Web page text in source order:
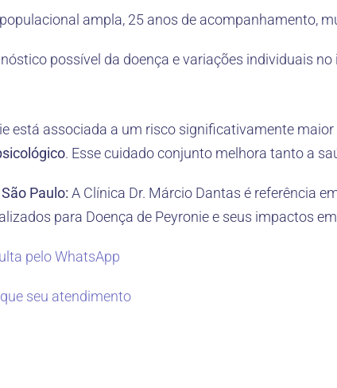
ampla, 25 anos de acompanhamento,
possível da doença e variações individuais
está associada a um risco significativamente
. Esse cuidado conjunto melhora tanto a
Paulo: A Clínica Dr. Márcio Dantas é referência
para Doença de Peyronie e seus impactos
pelo WhatsApp
seu atendimento